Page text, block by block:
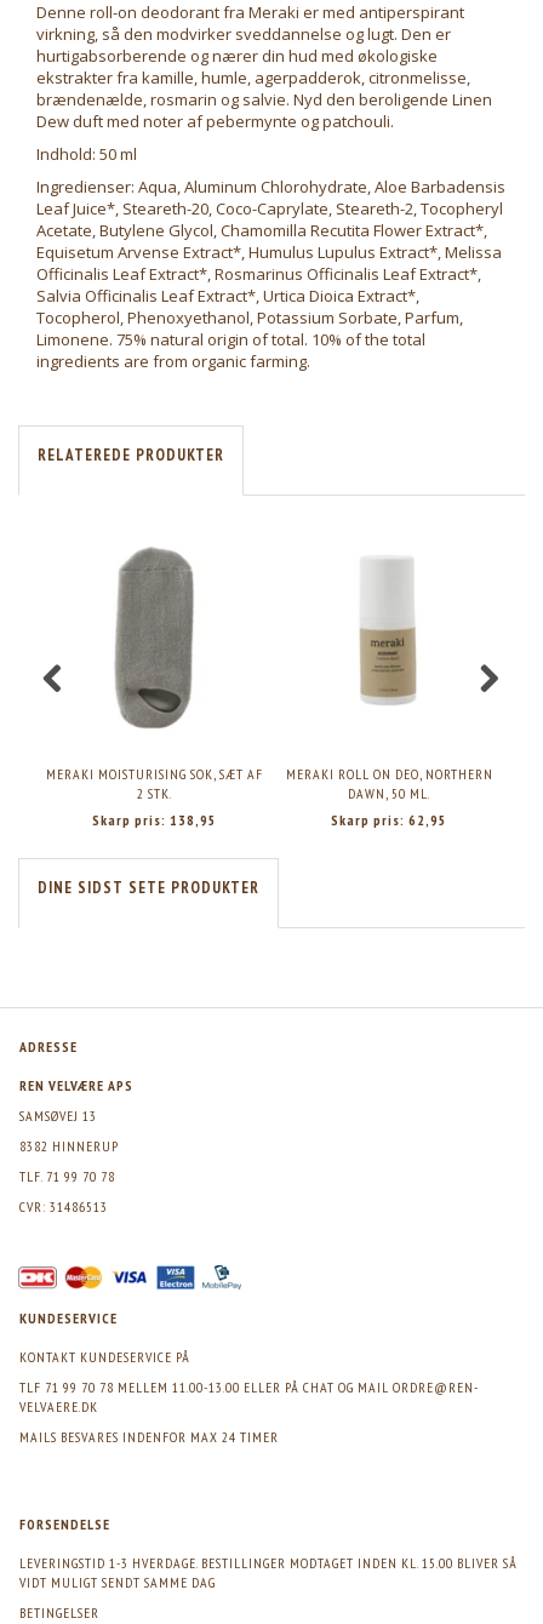
Denne roll-on deodorant fra Meraki er med antiperspirant
virkning, så den modvirker sveddannelse og lugt. Den er
hurtigabsorberende og nærer din hud med økologiske
ekstrakter fra kamille, humle, agerpadderok, citronmelisse,
brændenælde, rosmarin og salvie. Nyd den beroligende Linen
Dew duft med noter af pebermynte og patchouli.
Indhold: 50 ml
Ingredienser: Aqua, Aluminum Chlorohydrate, Aloe Barbadensis
Leaf Juice*, Steareth-20, Coco-Caprylate, Steareth-2, Tocopheryl
Acetate, Butylene Glycol, Chamomilla Recutita Flower Extract*,
Equisetum Arvense Extract*, Humulus Lupulus Extract*, Melissa
Officinalis Leaf Extract*, Rosmarinus Officinalis Leaf Extract*,
Salvia Officinalis Leaf Extract*, Urtica Dioica Extract*,
Tocopherol, Phenoxyethanol, Potassium Sorbate, Parfum,
Limonene. 75% natural origin of total. 10% of the total
ingredients are from organic farming.
RELATEREDE PRODUKTER
MERAKI MOISTURISING SOK, SÆT AF
2 STK.
Skarp pris: 138,95
MERAKI ROLL ON DEO, NORTHERN
DAWN, 50 ML.
Skarp pris: 62,95
DINE SIDST SETE PRODUKTER
ADRESSE
REN VELVÆRE APS
SAMSØVEJ 13
8382 HINNERUP
TLF. 71 99 70 78
CVR: 31486513
KUNDESERVICE
KONTAKT KUNDESERVICE PÅ
TLF 71 99 70 78 MELLEM 11.00-13.00 ELLER PÅ CHAT OG MAIL ORDRE@REN-
VELVAERE.DK
MAILS BESVARES INDENFOR MAX 24 TIMER
FORSENDELSE
LEVERINGSTID 1-3 HVERDAGE. BESTILLINGER MODTAGET INDEN KL. 15.00 BLIVER SÅ
VIDT MULIGT SENDT SAMME DAG
BETINGELSER